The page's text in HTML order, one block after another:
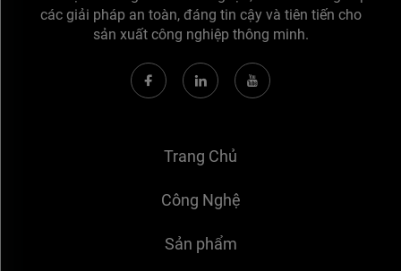
các giải pháp an toàn, đáng tin cậy và tiên tiến cho
sản xuất công nghiệp thông minh.
Trang Chủ
Công Nghệ
Sản phẩm